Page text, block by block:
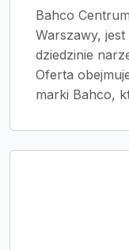
Bahco
Warszawy,
dziedzinie
Oferta
marki Bahco,